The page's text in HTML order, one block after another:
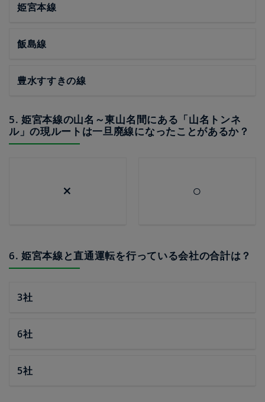
姫宮本線
飯島線
豊水すすきの線
5. 姫宮本線の山名～東山名間にある「山名トンネ
ル」の現ルートは一旦廃線になったことがあるか？
× ○
6. 姫宮本線と直通運転を行っている会社の合計は？
3社
6社
5社